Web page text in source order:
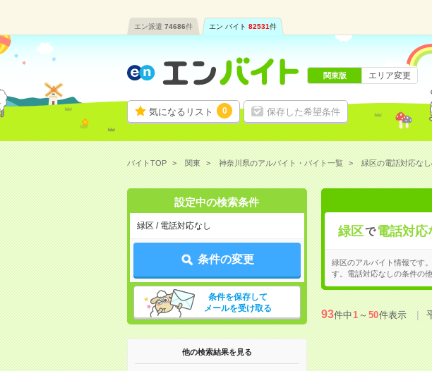
エン派遣 74686件 エン バイト 82531件
気になるリスト 0 保存した希望条件
関東版 エリア変更
バイトTOP 関東 神奈川県のアルバイト・バイト一覧 緑区の電話対応な
設定中の検索条件
緑区 / 電話対応なし
条件の変更
条件を保存して
メールを受け取る
他の検索結果を見る
緑区で 電話対応
緑区のアルバイト情報です。
す。電話対応なしの条件の他
93件中1～50件表示